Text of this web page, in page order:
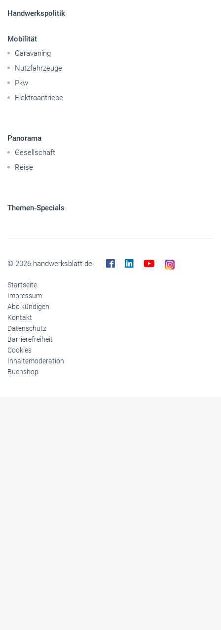
Handwerkspolitik
Mobilität
Caravaning
Nutzfahrzeuge
Pkw
Elektroantriebe
Panorama
Gesellschaft
Reise
Themen-Specials
© 2026 handwerksblatt.de
Startseite
Impressum
Abo kündigen
Kontakt
Datenschutz
Barrierefreiheit
Cookies
Inhaltemoderation
Buchshop